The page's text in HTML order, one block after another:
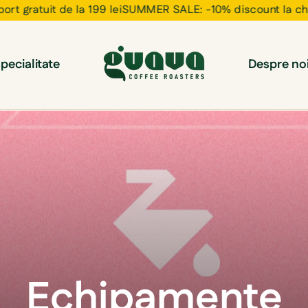
gratuit de la 199 lei SUMMER SALE: -10% discount la
Despre